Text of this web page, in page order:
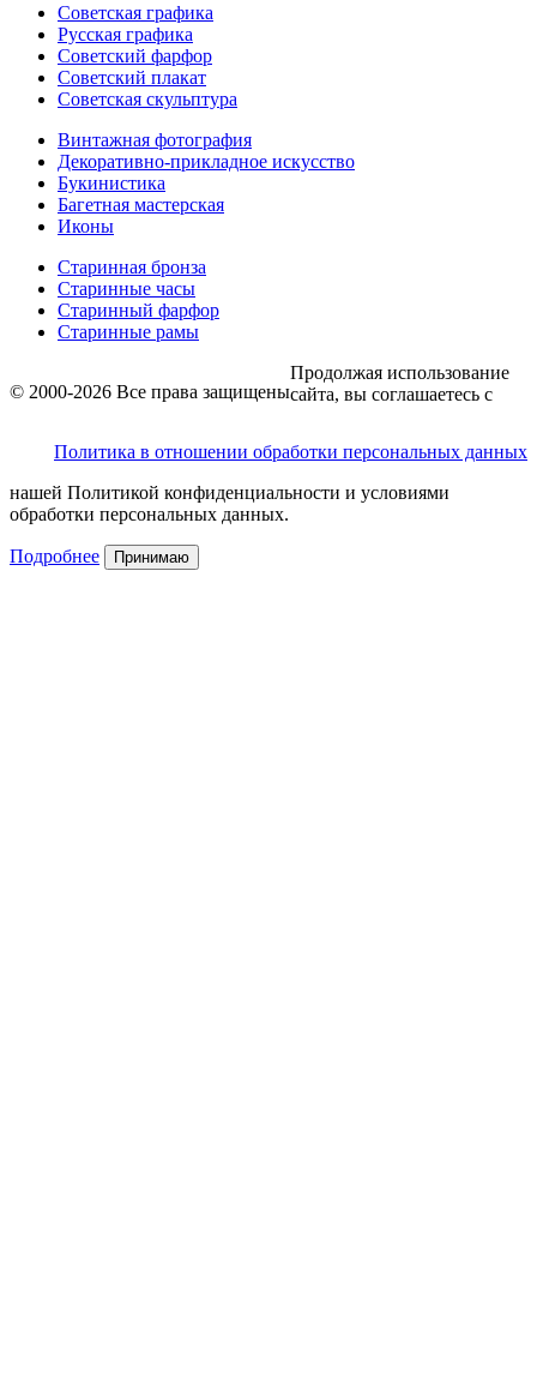
Советская графика
Русская графика
Советский фарфор
Советский плакат
Советская скульптура
Винтажная фотография
Декоративно-прикладное искусство
Букинистика
Багетная мастерская
Иконы
Старинная бронза
Старинные часы
Старинный фарфор
Старинные рамы
© 2000-2026 Все права защищены
Политика в отношении обработки персональных данных
Продолжая использование
сайта, вы соглашаетесь с
нашей Политикой конфиденциальности и условиями
обработки персональных данных.
Подробнее Принимаю